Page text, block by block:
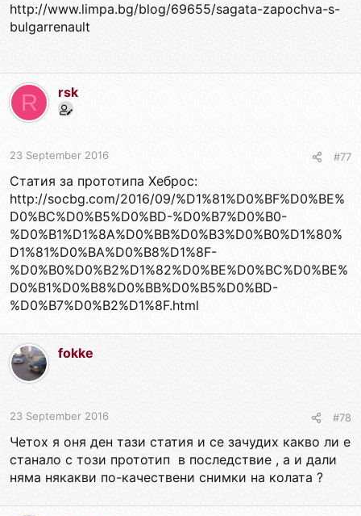
http://www.limpa.bg/blog/69655/sagata-zapochva-s-
bulgarrenault
R rsk
23 September 2016 #77
Статия за прототипа Хеброс:
http://socbg.com/2016/09/%D1%81%D0%BF%D0%BE%
D0%BC%D0%B5%D0%BD-%D0%B7%D0%B0-
%D0%B1%D1%8A%D0%BB%D0%B3%D0%B0%D1%80%
D1%81%D0%BA%D0%B8%D1%8F-
%D0%B0%D0%B2%D1%82%D0%BE%D0%BC%D0%BE%
D0%B1%D0%B8%D0%BB%D0%B5%D0%BD-
%D0%B7%D0%B2%D1%8F.html
fokke
23 September 2016 #78
Четох я оня ден тази статия и се зачудих какво ли е
станало с този прототип в последствие , а и дали
няма някакви по-качествени снимки на колата ?